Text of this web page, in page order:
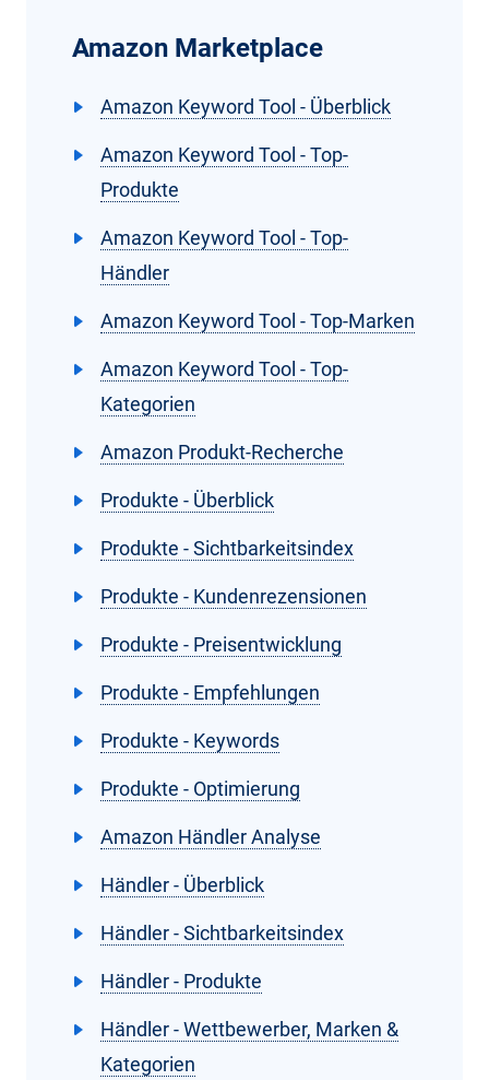
Amazon Marketplace
Amazon Keyword Tool - Überblick
Amazon Keyword Tool - Top-
Produkte
Amazon Keyword Tool - Top-
Händler
Amazon Keyword Tool - Top-Marken
Amazon Keyword Tool - Top-
Kategorien
Amazon Produkt-Recherche
Produkte - Überblick
Produkte - Sichtbarkeitsindex
Produkte - Kundenrezensionen
Produkte - Preisentwicklung
Produkte - Empfehlungen
Produkte - Keywords
Produkte - Optimierung
Amazon Händler Analyse
Händler - Überblick
Händler - Sichtbarkeitsindex
Händler - Produkte
Händler - Wettbewerber, Marken &
Kategorien